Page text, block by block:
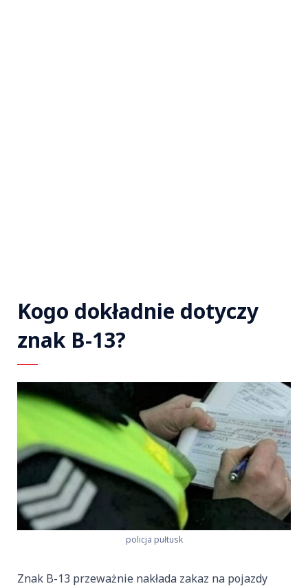
Kogo dokładnie dotyczy
znak B-13?
policja pułtusk
Znak B-13 przeważnie nakłada zakaz na pojazdy